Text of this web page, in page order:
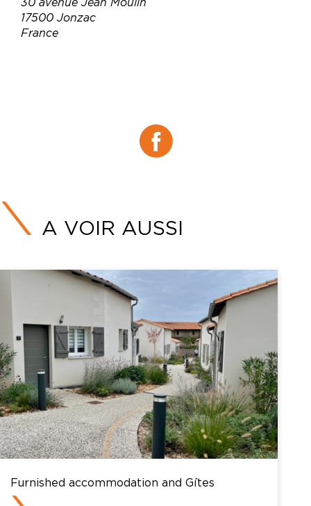
17500 Jonzac
France
A VOIR AUSSI
Furnished accommodation and Gîtes